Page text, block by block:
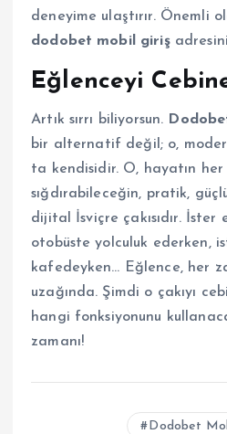
deneyime ulaştırır. Önemli
dodobet mobil giriş
Eğlenceyi
Artık sırrı biliyorsun.
bir alternatif değil; o,
ta kendisidir. O, hayatın her
sığdırabileceğin, pratik,
dijital İsviçre çakısıdır. İster
otobüste yolculuk ederken,
kafedeyken… Eğlence, her
uzağında. Şimdi o çakıyı
hangi fonksiyonunu
zamanı!
Dodobet